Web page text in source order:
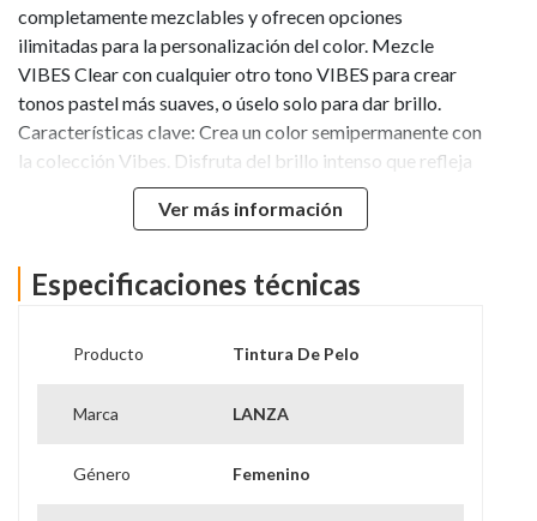
completamente mezclables y ofrecen opciones
ilimitadas para la personalización del color. Mezcle
VIBES Clear con cualquier otro tono VIBES para crear
tonos pastel más suaves, o úselo solo para dar brillo.
Características clave: Crea un color semipermanente con
la colección Vibes. Disfruta del brillo intenso que refleja
como un espejo. Un tinte directo que dura hasta 20
lavados. Color de un componente; No usa Revelador ó
entremezclables. Mezcle tonos para crear otros nuevos
o ajuste ligeramente los colores. Mézclalo con Vibes
el cabello solo para obtener un brillo impresionante. Con
cabello vibrante y duradero. Keratin Healing System
cabello limpio y seco. procesar a temperatura ambiente
Ver más información
Especificaciones técnicas
Producto Tintura De Pelo
Marca LANZA
Género Femenino